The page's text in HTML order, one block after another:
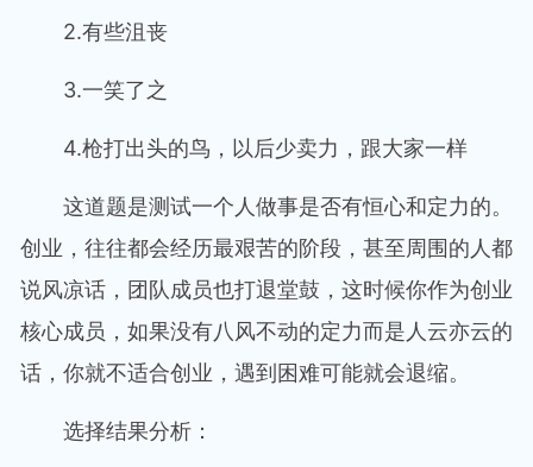
2.有些沮丧
3.一笑了之
4.枪打出头的鸟，以后少卖力，跟大家一样
这道题是测试一个人做事是否有恒心和定力的。
创业，往往都会经历最艰苦的阶段，甚至周围的人都
说风凉话，团队成员也打退堂鼓，这时候你作为创业
核心成员，如果没有八风不动的定力而是人云亦云的
话，你就不适合创业，遇到困难可能就会退缩。
选择结果分析：